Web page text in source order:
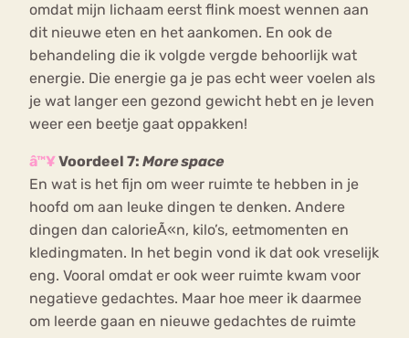
omdat mijn lichaam eerst flink moest wennen aan
dit nieuwe eten en het aankomen. En ook de
behandeling die ik volgde vergde behoorlijk wat
energie. Die energie ga je pas echt weer voelen als
je wat langer een gezond gewicht hebt en je leven
weer een beetje gaat oppakken!
â™¥Voordeel 7: More space
En wat is het fijn om weer ruimte te hebben in je
hoofd om aan leuke dingen te denken. Andere
dingen dan calorieÃ«n, kilo’s, eetmomenten en
kledingmaten. In het begin vond ik dat ook vreselijk
eng. Vooral omdat er ook weer ruimte kwam voor
negatieve gedachtes. Maar hoe meer ik daarmee
om leerde gaan en nieuwe gedachtes de ruimte